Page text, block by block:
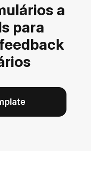
a
para